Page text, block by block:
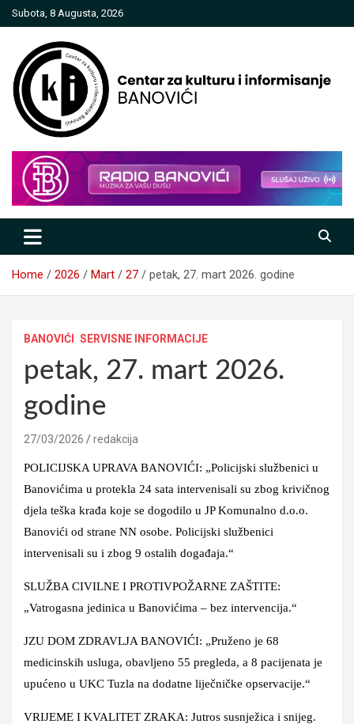
Skip
to
Subota, 8 Augusta, 2026
Centar za kulturu i informisanje
Banovići
Home 2026 Mart 27 petak, 27. mart 2026. godine
BANOVIĆI SERVISNE INFORMACIJE
petak, 27. mart 2026.
godine
27/03/2026 redakcija
POLICIJSKA UPRAVA BANOVIĆI: „Policijski službenici u
Banovićima u protekla 24 sata intervenisali su zbog krivičnog
djela teška krađa koje se dogodilo u JP Komunalno d.o.o.
Banovići od strane NN osobe. Policijski službenici
intervenisali su i zbog 9 ostalih događaja.“
SLUŽBA CIVILNE I PROTIVPOŽARNE ZAŠTITE:
„Vatrogasna jedinica u Banovićima – bez intervencija.“
JZU DOM ZDRAVLJA BANOVIĆI: „Pruženo je 68
medicinskih usluga, obavljeno 55 pregleda, a 8 pacijenata je
upućeno u UKC Tuzla na dodatne liječničke opservacije.“
VRIJEME I KVALITET ZRAKA: Jutros susnježica i snijeg.